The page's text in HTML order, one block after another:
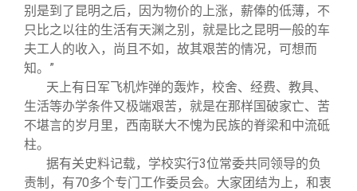
别是到了昆明之后，因为物价的上涨，薪俸的低薄，不
只比之以往的生活有天渊之别，就是比之昆明一般的车
夫工人的收入，尚且不如，故其艰苦的情况，可想而
知。”
天上有日军飞机炸弹的轰炸，校舍、经费、教具、
生活等办学条件又极端艰苦，就是在那样国破家亡、苦
不堪言的岁月里，西南联大不愧为民族的脊梁和中流砥
柱。
据有关史料记载，学校实行3位常委共同领导的负
责制，有70多个专门工作委员会。大家团结为上，和衷